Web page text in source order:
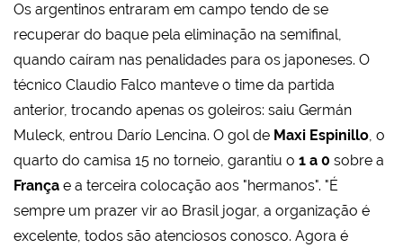
Os argentinos entraram em campo tendo de se
recuperar do baque pela eliminação na semifinal,
quando caíram nas penalidades para os japoneses. O
técnico Claudio Falco manteve o time da partida
anterior, trocando apenas os goleiros: saiu Germán
Muleck, entrou Darío Lencina. O gol de Maxi Espinillo, o
quarto do camisa 15 no torneio, garantiu o 1 a 0 sobre a
França e a terceira colocação aos "hermanos". "É
sempre um prazer vir ao Brasil jogar, a organização é
excelente, todos são atenciosos conosco. Agora é